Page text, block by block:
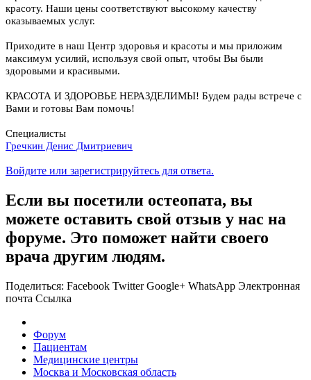
красоту. Наши цены соответствуют высокому качеству
оказываемых услуг.
Приходите в наш Центр здоровья и красоты и мы приложим
максимум усилий, используя свой опыт, чтобы Вы были
здоровыми и красивыми.
КРАСОТА И ЗДОРОВЬЕ НЕРАЗДЕЛИМЫ! Будем рады встрече с
Вами и готовы Вам помочь!
Специалисты
Гречкин Денис Дмитриевич
Войдите или зарегистрируйтесь для ответа.
Если вы посетили остеопата, вы
можете оставить свой отзыв у нас на
форуме. Это поможет найти своего
врача другим людям.
Поделиться: Facebook Twitter Google+ WhatsApp Электронная
почта Ссылка
Форум
Пациентам
Медицинские центры
Москва и Московская область